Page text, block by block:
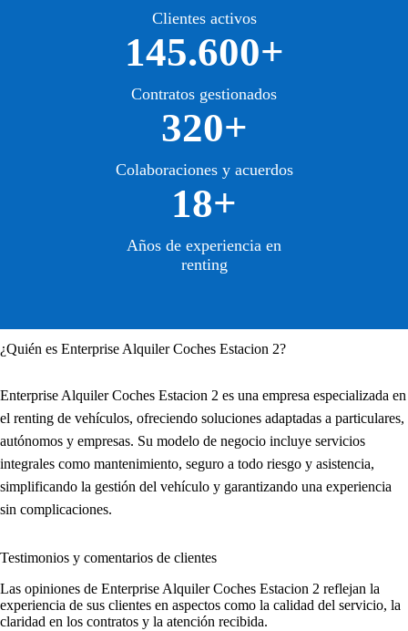
Clientes activos
145.600+
Contratos gestionados
320+
Colaboraciones y acuerdos
18+
Años de experiencia en
renting
¿Quién es Enterprise Alquiler Coches Estacion 2?
Enterprise Alquiler Coches Estacion 2 es una empresa especializada en
el renting de vehículos, ofreciendo soluciones adaptadas a particulares,
autónomos y empresas. Su modelo de negocio incluye servicios
integrales como mantenimiento, seguro a todo riesgo y asistencia,
simplificando la gestión del vehículo y garantizando una experiencia
sin complicaciones.
Testimonios y comentarios de clientes
Las opiniones de Enterprise Alquiler Coches Estacion 2 reflejan la
experiencia de sus clientes en aspectos como la calidad del servicio, la
claridad en los contratos y la atención recibida.